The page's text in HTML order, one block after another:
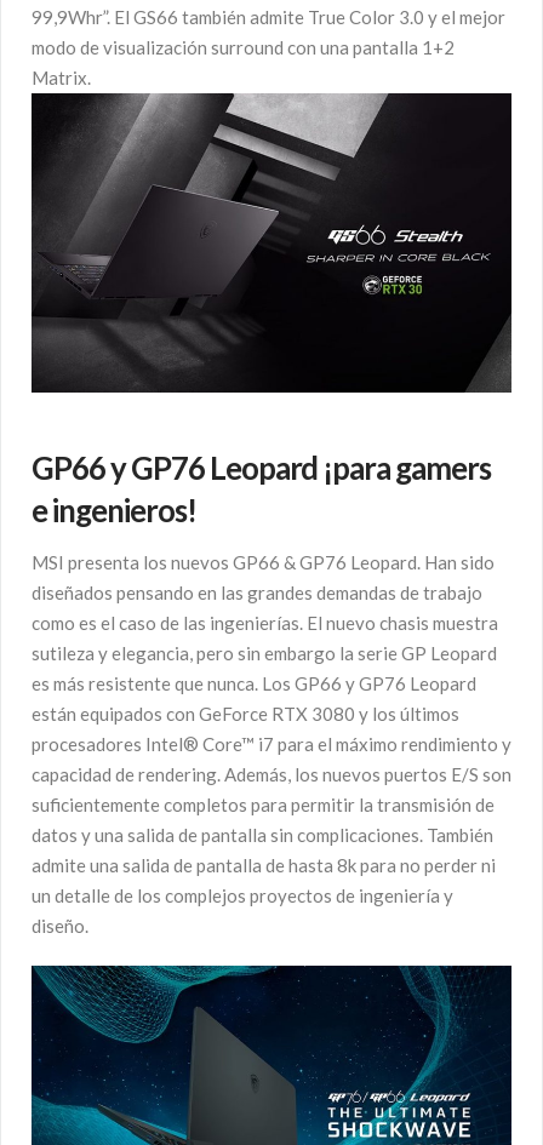
99,9Whr”. El GS66 también admite True Color 3.0 y el mejor
modo de visualización surround con una pantalla 1+2
Matrix.
GP66 y GP76 Leopard ¡para gamers
e ingenieros!
MSI presenta los nuevos GP66 & GP76 Leopard. Han sido
diseñados pensando en las grandes demandas de trabajo
como es el caso de las ingenierías. El nuevo chasis muestra
sutileza y elegancia, pero sin embargo la serie GP Leopard
es más resistente que nunca. Los GP66 y GP76 Leopard
están equipados con GeForce RTX 3080 y los últimos
procesadores Intel® Core™ i7 para el máximo rendimiento y
capacidad de rendering. Además, los nuevos puertos E/S son
suficientemente completos para permitir la transmisión de
datos y una salida de pantalla sin complicaciones. También
admite una salida de pantalla de hasta 8k para no perder ni
un detalle de los complejos proyectos de ingeniería y
diseño.